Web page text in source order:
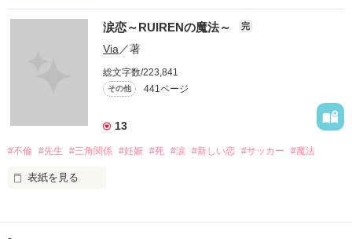
イケメンシリーズ相関図
第一弾から第十弾
作品を読むのに役立てばと思います
涙恋～RUIRENの魔法～ 完
Via ／著
総文字数/223,841
その他 441ページ
13
#不倫 #先生 #三角関係 #妊娠 #死 #涙 #新しい恋 #サッカー #魔法
表紙を見る